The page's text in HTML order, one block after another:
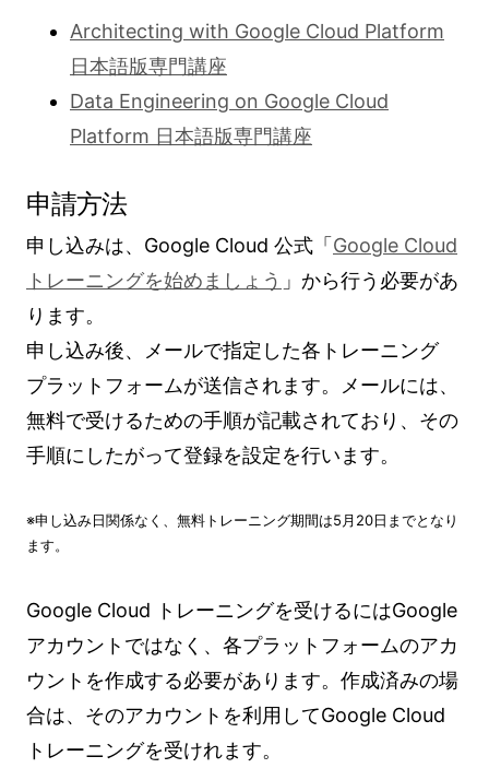
Architecting with Google Cloud Platform
日本語版専門講座
Data Engineering on Google Cloud
Platform 日本語版専門講座
申請方法
申し込みは、Google Cloud 公式「 Google Cloud
トレーニングを始めましょう 」から行う必要があ
ります。
申し込み後、メールで指定した各トレーニング
プラットフォームが送信されます。メールには、
無料で受けるための手順が記載されており、その
手順にしたがって登録を設定を行います。
※申し込み日関係なく、無料トレーニング期間は5月20日までとなり
ます。
Google Cloud トレーニングを受けるにはGoogle
アカウントではなく、各プラットフォームのアカ
ウントを作成する必要があります。作成済みの場
合は、そのアカウントを利用してGoogle Cloud
トレーニングを受けれます。